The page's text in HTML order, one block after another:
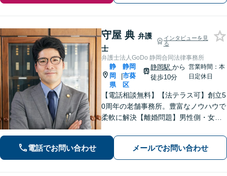
守屋 典 弁護
士
インタビューを見
る
弁護士法人GoDo 静岡合同法律事務所
静
岡
県
|
静岡
市葵
区
静岡駅 から
徒歩10分
営業時間：本
日定休日
【電話相談無料】【法テラス可】創立5
0周年の老舗事務所。豊富なノウハウで
柔軟に解決【離婚問題】男性側・女性
慰謝料、養育費、面会交流など幅広く
対応【借金・債務整理】個人・法人と
もに相談可【静岡駅10分】
電話でお問い合わせ メールでお問い合わせ